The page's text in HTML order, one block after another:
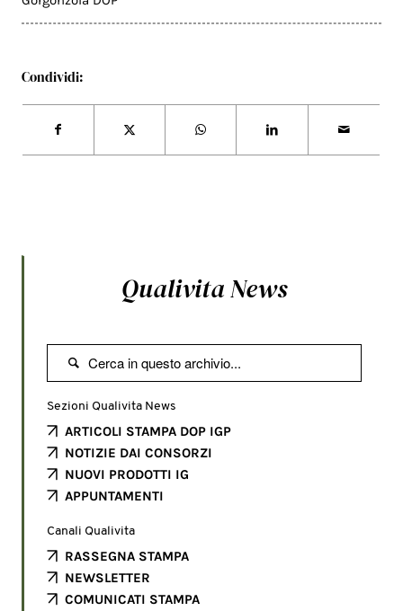
Condividi:
Qualivita News

Sezioni Qualivita News
ARTICOLI STAMPA DOP IGP
NOTIZIE DAI CONSORZI
NUOVI PRODOTTI IG
APPUNTAMENTI
Canali Qualivita
RASSEGNA STAMPA
NEWSLETTER
COMUNICATI STAMPA